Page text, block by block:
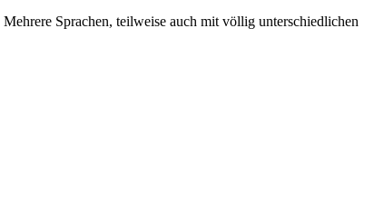
Mehrere Sprachen, teilweise auch mit völlig unterschiedlichen